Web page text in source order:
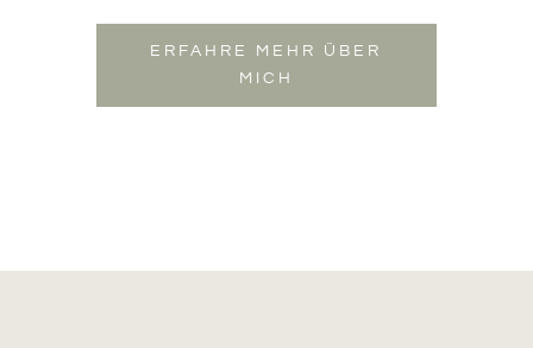
ERFAHRE MEHR ÜBER
MICH